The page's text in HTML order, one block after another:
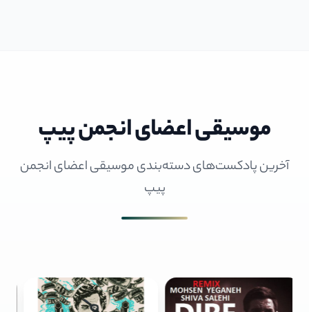
موسیقی اعضای انجمن پیپ
آخرین پادکست‌های دسته‌بندی موسیقی اعضای انجمن
پیپ